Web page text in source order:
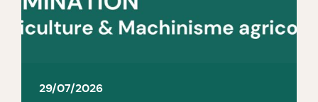
29/07/2026